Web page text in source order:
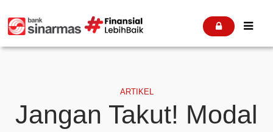
 
ARTIKEL
Jangan Takut! Modal